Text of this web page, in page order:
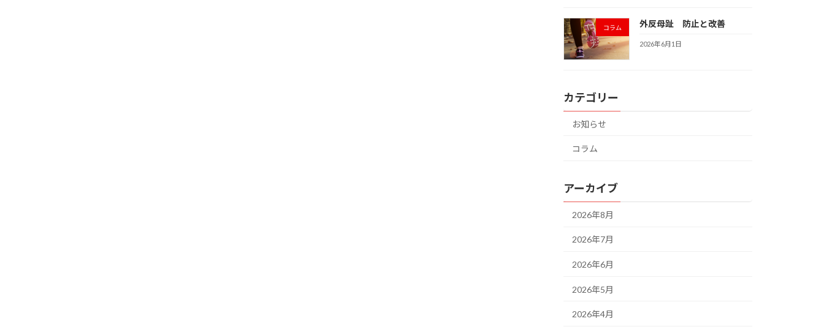
コラム 外反母趾 防止と改善
2026年6月1日
カテゴリー
お知らせ
コラム
アーカイブ
2026年8月
2026年7月
2026年6月
2026年5月
2026年4月